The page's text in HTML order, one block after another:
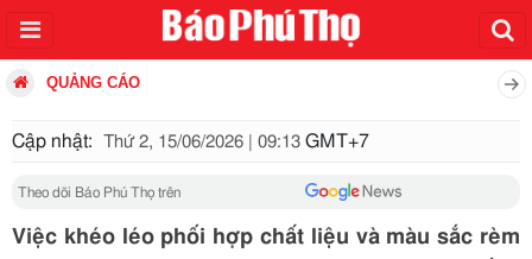
QUẢNG CÁO
Cập nhật: Thứ 2, 15/06/2026 | 09:13 GMT+7
Theo dõi Báo Phú Thọ trên
Việc khéo léo phối hợp chất liệu và màu sắc rèm